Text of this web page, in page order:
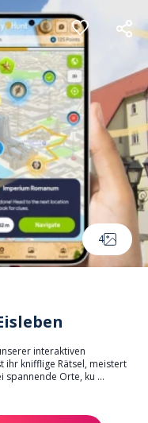
4
interaktiven
ihr knifflige Rätsel, meistert
spannende Orte, ku ...